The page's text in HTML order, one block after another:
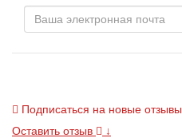
Подписаться на новые отзывы
Оставить отзыв
↓